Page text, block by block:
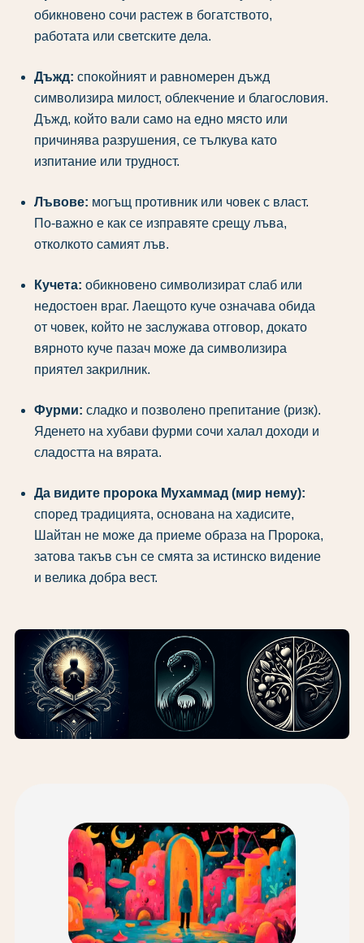
обикновено сочи растеж в богатството,
работата или светските дела.
Дъжд: спокойният и равномерен дъжд
символизира милост, облекчение и благословия.
Дъжд, който вали само на едно място или
причинява разрушения, се тълкува като
изпитание или трудност.
Лъвове: могъщ противник или човек с власт.
По-важно е как се изправяте срещу лъва,
отколкото самият лъв.
Кучета: обикновено символизират слаб или
недостоен враг. Лаещото куче означава обида
от човек, който не заслужава отговор, докато
вярното куче пазач може да символизира
приятел закрилник.
Фурми: сладко и позволено препитание (ризк).
Яденето на хубави фурми сочи халал доходи и
сладостта на вярата.
Да видите пророка Мухаммад (мир нему):
според традицията, основана на хадисите,
Шайтан не може да приеме образа на Пророка,
затова такъв сън се смята за истинско видение
и велика добра вест.